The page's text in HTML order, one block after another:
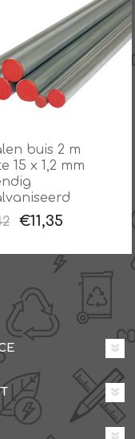
buis 2 m
15 x 1,2 mm
€11,35